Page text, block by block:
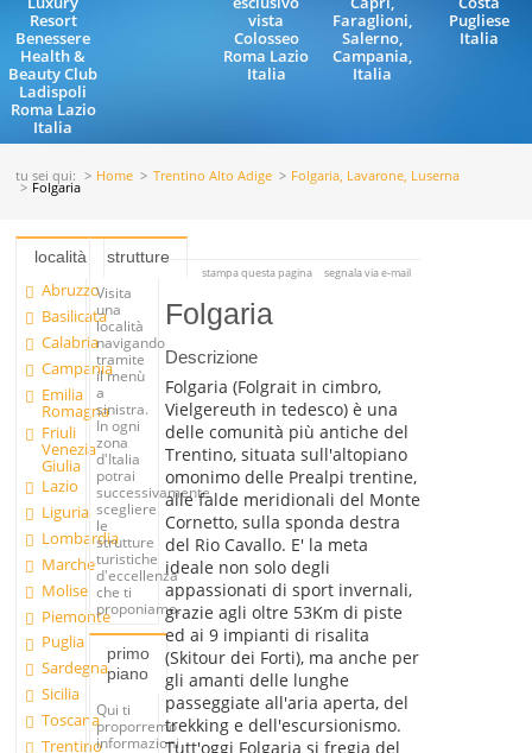
Resort
Benessere
Health &
Beauty Club
Ladispoli
Roma Lazio
Italia
vista
Colosseo
Roma Lazio
Italia
Faraglioni,
Salerno,
Campania,
Italia
Pugliese
Italia
tu sei qui: Home Trentino Alto Adige Folgaria, Lavarone, Luserna
Folgaria
località
Abruzzo
Basilicata
Calabria
Campania
Emilia
Romagna
Friuli
Venezia
Giulia
Lazio
Liguria
Lombardia
Marche
Molise
Piemonte
Puglia
Sardegna
Sicilia
Toscana
Trentino
strutture
Visita
una
località
navigando
tramite
il menù
a
sinistra.
In ogni
zona
d'Italia
potrai
successivamente
scegliere
le
strutture
turistiche
d'eccellenza
che ti
proponiamo.
primo
piano
Qui ti
proporremo
informazioni
stampa questa pagina segnala via e-mail
Folgaria
Descrizione
Folgaria (Folgrait in cimbro,
Vielgereuth in tedesco) è una
delle comunità più antiche del
Trentino, situata sull'altopiano
omonimo delle Prealpi trentine,
alle falde meridionali del Monte
Cornetto, sulla sponda destra
del Rio Cavallo. E' la meta
ideale non solo degli
appassionati di sport invernali,
grazie agli oltre 53Km di piste
ed ai 9 impianti di risalita
(Skitour dei Forti), ma anche per
gli amanti delle lunghe
passeggiate all'aria aperta, del
trekking e dell'escursionismo.
Tutt'oggi Folgaria si fregia del